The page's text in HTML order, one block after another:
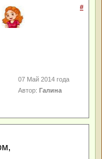
#
07 Май 2014 года
Автор:Галина